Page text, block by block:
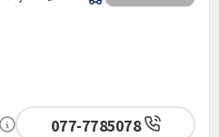
077-7785078